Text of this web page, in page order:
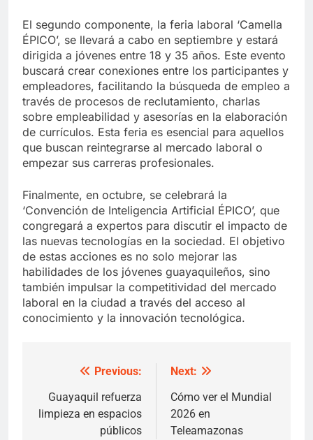
El segundo componente, la feria laboral ‘Camella
ÉPICO’, se llevará a cabo en septiembre y estará
dirigida a jóvenes entre 18 y 35 años. Este evento
buscará crear conexiones entre los participantes y
empleadores, facilitando la búsqueda de empleo a
través de procesos de reclutamiento, charlas
sobre empleabilidad y asesorías en la elaboración
de currículos. Esta feria es esencial para aquellos
que buscan reintegrarse al mercado laboral o
empezar sus carreras profesionales.
Finalmente, en octubre, se celebrará la
‘Convención de Inteligencia Artificial ÉPICO’, que
congregará a expertos para discutir el impacto de
las nuevas tecnologías en la sociedad. El objetivo
de estas acciones es no solo mejorar las
habilidades de los jóvenes guayaquileños, sino
también impulsar la competitividad del mercado
laboral en la ciudad a través del acceso al
conocimiento y la innovación tecnológica.
navigation
Previous:
Guayaquil refuerza
limpieza en espacios
públicos
Next:
Cómo ver el Mundial
2026 en
Teleamazonas